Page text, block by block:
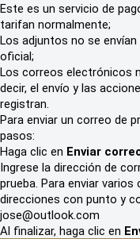
Este es un servicio de
tarifan normalmente;
Los adjuntos no se
oficial;
Los correos electrónicos
decir, el envío y las
registran.
Para enviar un correo de
pasos:
Haga clic en Enviar
Ingrese la dirección de
prueba. Para enviar
direcciones con punto y
jose@outlook.com
Al finalizar, haga clic en